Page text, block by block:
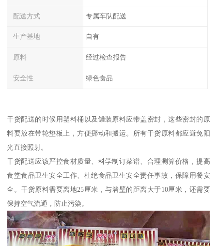
配送方式 专属车队配送
生产基地 自有
原料 经过检查报告
安全性 绿色食品
干货配送的时候用塑料桶以及罐装原料应带盖密封，这些密封的原
料要放在带轮垫板上，方便挪动和搬运。所有干货原料都应避免阳
光直接照射。
干货配送应该严控食材质量、科学制订菜谱、合理测算价格，提高
食堂食品卫生安全工作、杜绝食品卫生安全责任事故，保障用餐安
全。干货原料需要离地25厘米，与墙壁的距离大于10厘米，还需要
保持空气流通，防止污染。